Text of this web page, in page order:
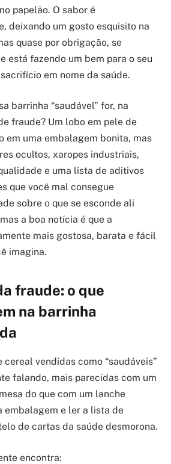
papelão. O sabor é
deixando um gosto esquisito na
quase por obrigação, se
está fazendo um bem para o seu
em nome da saúde.
barrinha “saudável” for, na
fraude? Um lobo em pele de
em uma embalagem bonita, mas
ocultos, xaropes industriais,
e uma lista de aditivos
que você mal consegue
sobre o que se esconde ali
a boa notícia é que a
mais gostosa, barata e fácil
imagina.
fraude: o que
na barrinha
vendidas como “saudáveis”
falando, mais parecidas com um
do que com um lanche
embalagem e ler a lista de
de cartas da saúde desmorona.
encontra: